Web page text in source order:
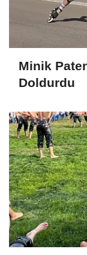
Minik
Doldurdu